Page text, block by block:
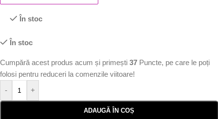
În stoc
În stoc
Cumpără acest produs acum și primești 37 Puncte, pe care le poți
folosi pentru reduceri la comenzile viitoare!
-
+
ADAUGĂ ÎN COȘ